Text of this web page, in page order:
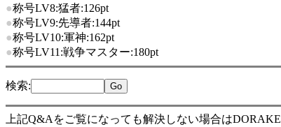
●称号LV8:猛者:126pt
●称号LV9:先導者:144pt
●称号LV10:軍神:162pt
●称号LV11:戦争マスター:180pt
検索:
上記Q&Aをご覧になっても解決しない場合は